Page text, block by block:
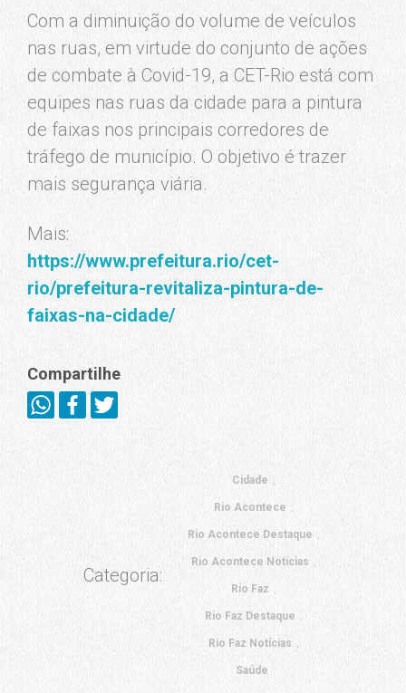
Com a diminuição do volume de veículos
nas ruas, em virtude do conjunto de ações
de combate à Covid-19, a CET-Rio está com
equipes nas ruas da cidade para a pintura
de faixas nos principais corredores de
tráfego de município. O objetivo é trazer
mais segurança viária.
Mais:
https://www.prefeitura.rio/cet-
rio/prefeitura-revitaliza-pintura-de-
faixas-na-cidade/
Compartilhe
Categoria:
Cidade
Rio Acontece
Rio Acontece Destaque
Rio Acontece Notícias
Rio Faz
Rio Faz Destaque
Rio Faz Notícias
Saúde